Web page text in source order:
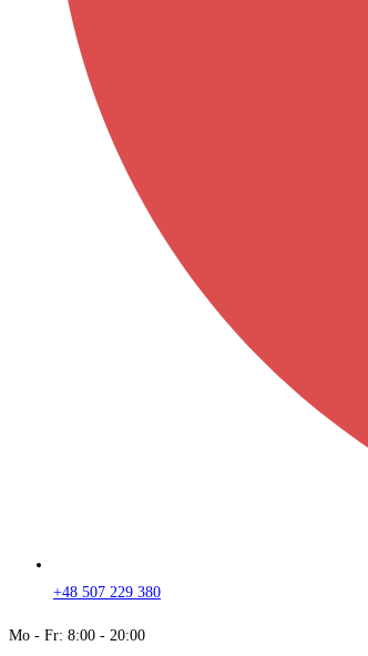
+48 507 229 380
Mo - Fr: 8:00 - 20:00